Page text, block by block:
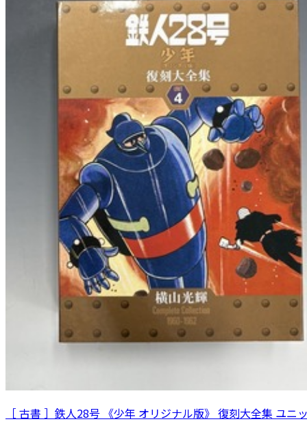
［ 古書 ］鉄人28号 《少年 オリジナル版》 復刻大全集 ユニ